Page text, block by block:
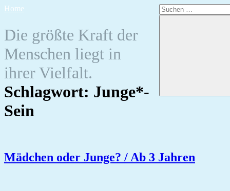
Zum
Home
Die größte Kraft der
Menschen liegt in
ihrer Vielfalt.
Suchen
nach:
Schlagwort: Junge*-
Sein
Mädchen oder Junge? / Ab 3 Jahren